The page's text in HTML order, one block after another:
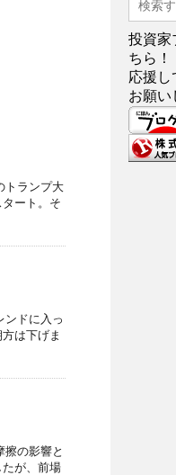
トランプ大
ート。そ
ンドに入っ
は下げま
の影響と
が、前場
投資家
ちら！
応援し
お願い